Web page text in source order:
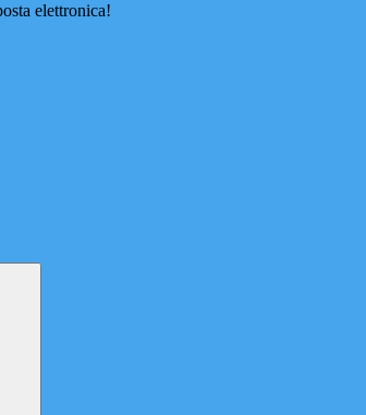
elettronica!